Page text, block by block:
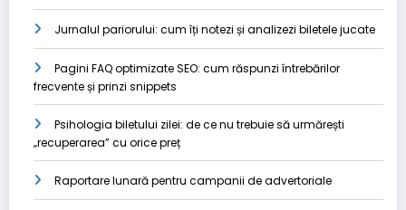
Jurnalul pariorului: cum îți notezi și analizezi biletele jucate
Pagini FAQ optimizate SEO: cum răspunzi întrebărilor
frecvente și prinzi snippets
Psihologia biletului zilei: de ce nu trebuie să urmărești
„recuperarea” cu orice preț
Raportare lunară pentru campanii de advertoriale